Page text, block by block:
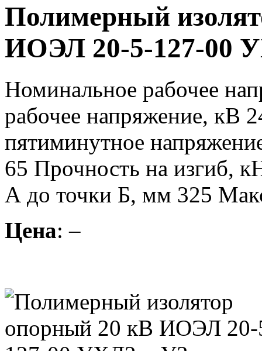
Полимерный
ИОЭЛ 20-5-127-00
Номинальное рабочее
рабочее напряжение, кВ
пятиминутное
65 Прочность на изгиб,
А до точки Б, мм 325
Цена: –